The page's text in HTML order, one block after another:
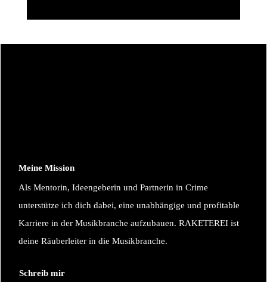
Meine Mission
Als Mentorin, Ideengeberin und Partnerin in Crime
unterstütze ich dich dabei, eine unabhängige und profitable
Karriere in der Musikbranche aufzubauen. RAKETEREI ist
deine Räuberleiter in die Musikbranche.
Schreib mir